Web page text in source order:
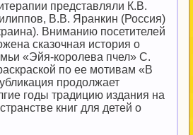
представляли К.В.
В.В. Яранкин (Россия)
Вниманию посетителей
сказочная история о
«Эйя-королева пчел» С.
по ее мотивам «В
продолжает
годы традицию издания на
книг для детей о